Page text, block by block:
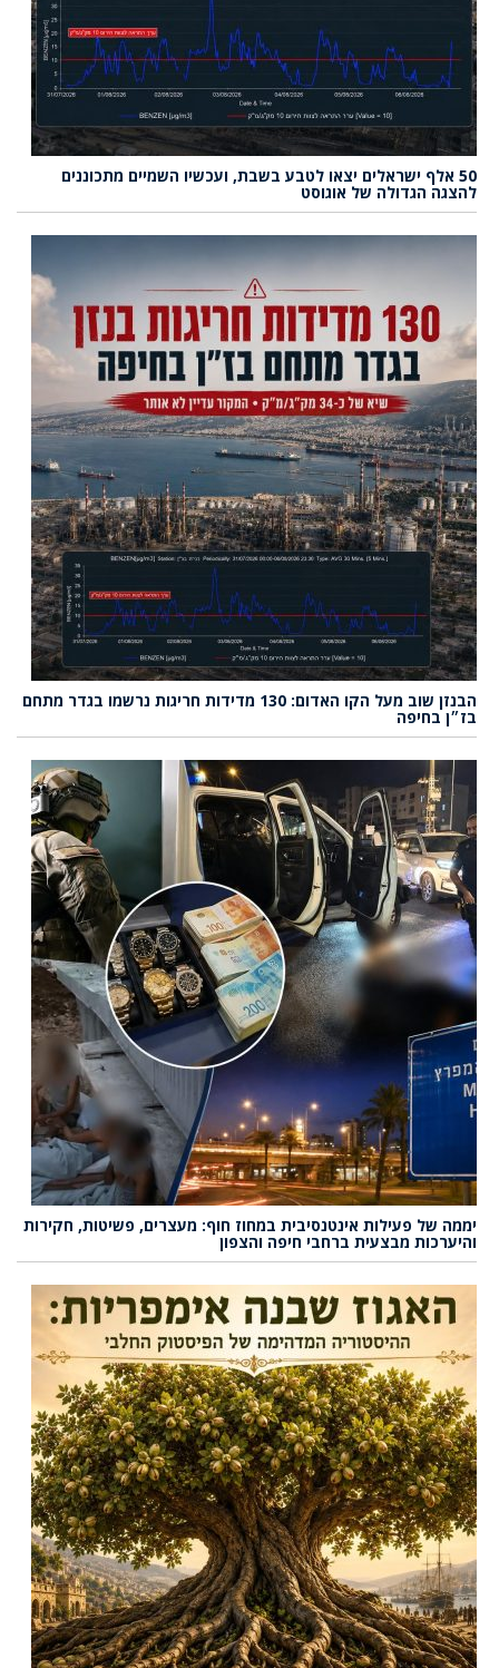
50 אלף ישראלים יצאו לטבע בשבת, ועכשיו השמיים מתכוננים
להצגה הגדולה של אוגוסט
הבנזן שוב מעל הקו האדום: 130 מדידות חריגות נרשמו בגדר מתחם
בז״ן בחיפה
יממה של פעילות אינטנסיבית במחוז חוף: מעצרים, פשיטות, חקירות
והיערכות מבצעית ברחבי חיפה והצפון